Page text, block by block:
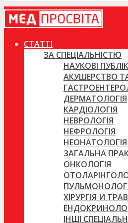
СТАТТІ
ЗА СПЕЦІАЛЬНІСТЮ
НАУКОВІ
АКУШЕРСТВО
ДЕРМАТОЛОГІЯ
КАРДІОЛОГІЯ
НЕВРОЛОГІЯ
НЕФРОЛОГІЯ
НЕОНАТОЛОГІЯ
ЗАГАЛЬНА
ОНКОЛОГІЯ
ХІРУРГІЯ И
ІНШІ